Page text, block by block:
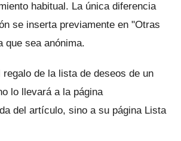
habitual. La única diferencia
se inserta previamente en "Otras
que sea anónima.
regalo de la lista de deseos de un
lo llevará a la página
del artículo, sino a su página Lista